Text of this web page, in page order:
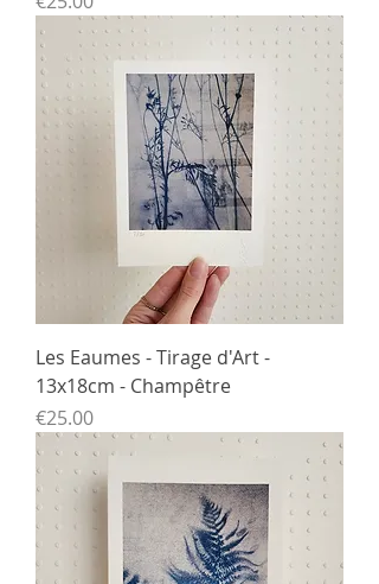
Les Eaumes - Tirage d'Art -
13x18cm - Champêtre
Price
€25.00